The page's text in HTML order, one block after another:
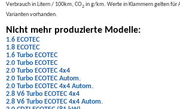
Verbrauch in Litern / 100km, CO2 in g/km. Werte in Klammern gelten für
Varianten vorhanden.
Nicht mehr produzierte Modelle:
1.6 ECOTEC
1.8 ECOTEC
1.6 Turbo ECOTEC
2.0 Turbo ECOTEC
2.0 Turbo ECOTEC 4x4
2.0 Turbo ECOTEC Autom.
2.0 Turbo ECOTEC 4x4 Autom.
2.8 V6 Turbo ECOTEC 4x4
2.8 V6 Turbo ECOTEC 4x4 Autom.